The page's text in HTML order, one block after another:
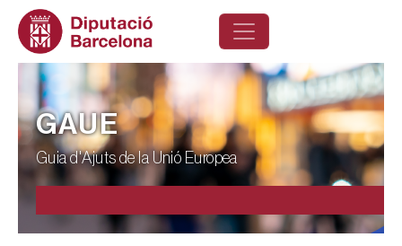
Vés al contingut
GAUE
Guia d'Ajuts de la Unió Europea